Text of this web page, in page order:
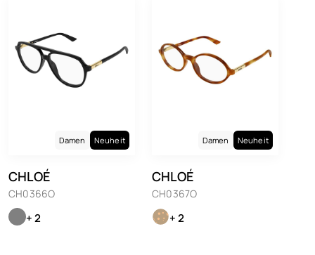
Damen Neuheit
CHLOÉ
CH0366O
+ 2
Damen Neuheit
CHLOÉ
CH0367O
+ 2